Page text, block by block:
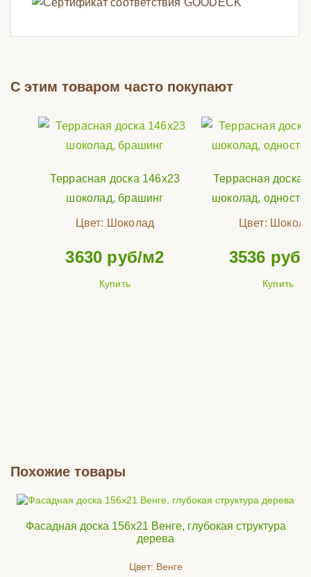
С этим товаром часто покупают
Террасная доска 146х23
шоколад, брашинг
Цвет: Шоколад
3630 руб/м2
Купить
Террасная доска
шоколад,
Цвет:
3536 руб/
Купить
Эмеральд 600*600*20
руб/м2
Купить
Похожие товары
Фасадная доска 156x21 Венге, глубокая структура
дерева
Цвет: Венге